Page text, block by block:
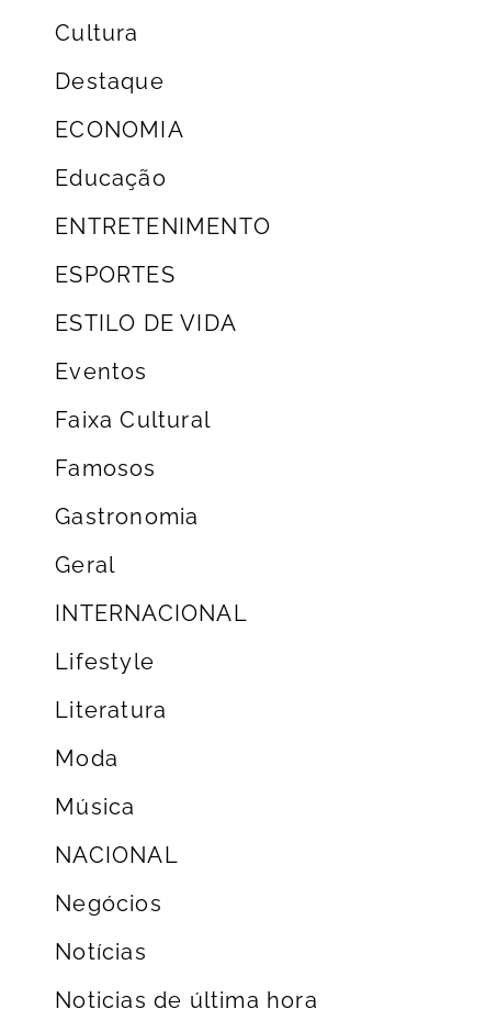
Cultura
Destaque
ECONOMIA
Educação
ENTRETENIMENTO
ESPORTES
ESTILO DE VIDA
Eventos
Faixa Cultural
Famosos
Gastronomia
Geral
INTERNACIONAL
Lifestyle
Literatura
Moda
Música
NACIONAL
Negócios
Notícias
Noticias de última hora